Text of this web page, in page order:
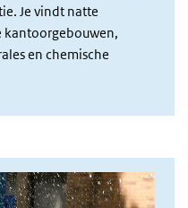
Je vindt natte
kantoorgebouwen,
en chemische